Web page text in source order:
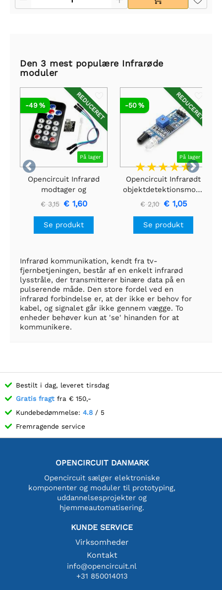
Den 3 mest populære Infrarøde
moduler


REDUCERET
På lager
-49 %
Opencircuit Infrarød
modtager og
fjernbetjeningssæt
€ 3,15 € 1,60
Se produkt
REDUCERET
På lager
-50 %
Opencircuit Infrarødt
objektdetektionsmodul
€ 2,10 € 1,05
Se produkt
Infrarød kommunikation, kendt fra tv-
fjernbetjeningen, består af en enkelt infrarød
lysstråle, der transmitterer binære data på en
pulserende måde. Den store fordel ved en
infrarød forbindelse er, at der ikke er behov for
kabel, og signalet går ikke gennem vægge. To
enheder behøver kun at 'se' hinanden for at
kommunikere.
Bestilt i dag, leveret tirsdag
Gratis fragt fra € 150,-
Kundebedømmelse: 4.8 / 5
Fremragende service
OPENCIRCUIT DANMARK
Opencircuit sælger elektroniske
komponenter og moduler til prototyping,
uddannelsesprojekter og
hjemmeautomatisering.
KUNDE SERVICE
Virksomheder
Kontakt
info@opencircuit.nl
+31 850014013